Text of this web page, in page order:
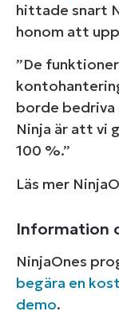
hittade snart
honom att
”De
borde bedriva
Ninja är att vi
100 %.”
Läs mer
Information
NinjaOnes
begära en
demo.